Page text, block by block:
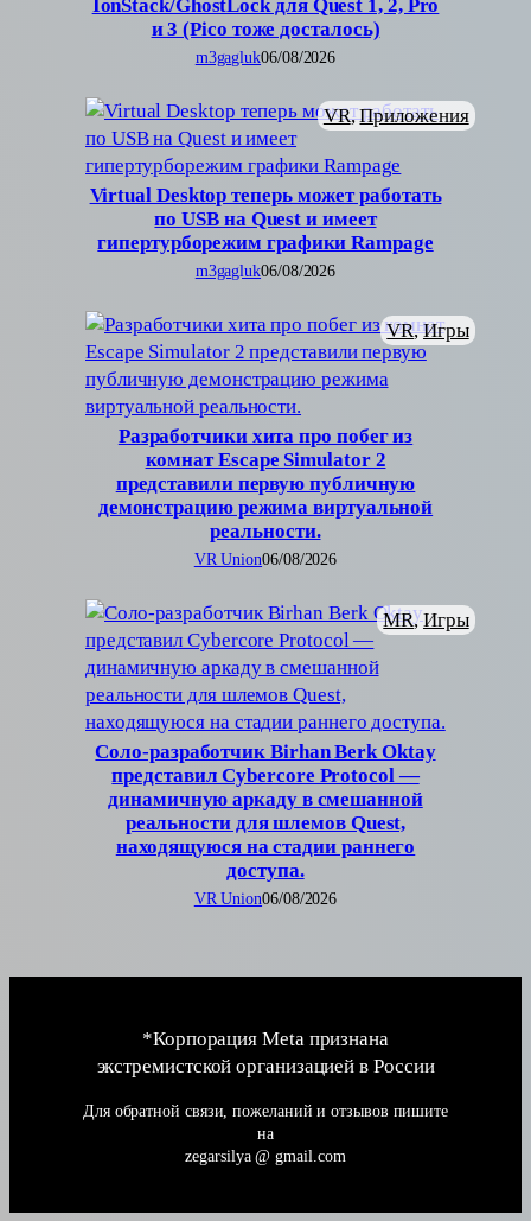
IonStack/GhostLock для Quest 1, 2, Pro
и 3 (Pico тоже досталось)
m3gagluk06/08/2026
Virtual Desktop теперь может работать
по USB на Quest и имеет
гипертурборежим графики Rampage
VR, Приложения
m3gagluk06/08/2026
Разработчики хита про побег из
комнат Escape Simulator 2
представили первую публичную
демонстрацию режима виртуальной
реальности.
VR, Игры
VR Union06/08/2026
Соло-разработчик Birhan Berk Oktay
представил Cybercore Protocol —
динамичную аркаду в смешанной
реальности для шлемов Quest,
находящуюся на стадии раннего
доступа.
MR, Игры
VR Union06/08/2026
*Корпорация Meta признана
экстремистской организацией в России
Для обратной связи, пожеланий и отзывов пишите
на
zegarsilya @ gmail.com